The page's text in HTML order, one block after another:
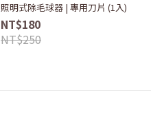
照明式除毛球器 | 專用刀片 (1入)
NT$180
NT$250